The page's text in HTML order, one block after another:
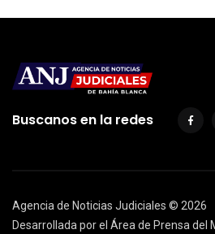
Buscanos en la redes
Agencia de Noticias Judiciales © 2026
Desarrollada por el Área de Prensa del